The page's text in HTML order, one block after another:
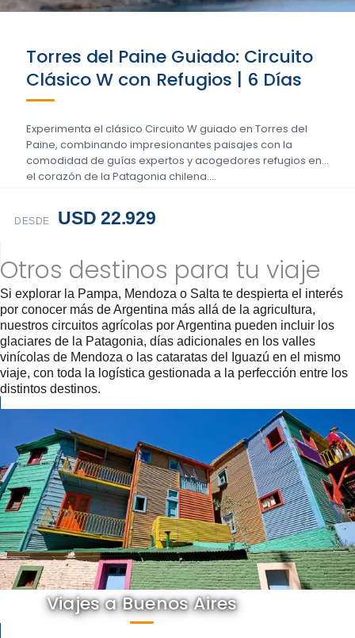
Torres del Paine Guiado: Circuito
Clásico W con Refugios | 6 Días
Experimenta el clásico Circuito W guiado en Torres del
Paine, combinando impresionantes paisajes con la
comodidad de guías expertos y acogedores refugios en
el corazón de la Patagonia chilena....
DESDE USD 22.929
Otros destinos para tu viaje
Si explorar la Pampa, Mendoza o Salta te despierta el interés
por conocer más de Argentina más allá de la agricultura,
nuestros circuitos agrícolas por Argentina pueden incluir los
glaciares de la Patagonia, días adicionales en los valles
vinícolas de Mendoza o las cataratas del Iguazú en el mismo
viaje, con toda la logística gestionada a la perfección entre los
distintos destinos.
Viajes a Buenos Aires